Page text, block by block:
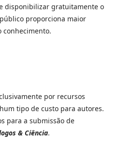
disponibilizar gratuitamente o
proporciona maior
conhecimento.
por recursos
tipo de custo para autores.
para a submissão de
& Ciência.